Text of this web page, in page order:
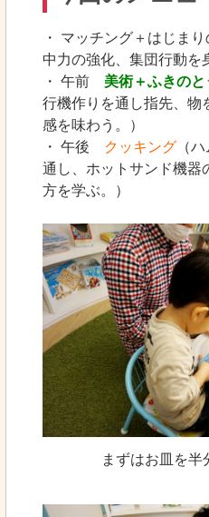
・ マッチング＋はじま
中力の強化、集団行動を
・ 午前 美術＋ふきのと
行機作りを通し指先、物
感を味わう。）
・ 午後
クッキング （
通し、ホットサンド機器
方を学ぶ。）
まずはお皿を半